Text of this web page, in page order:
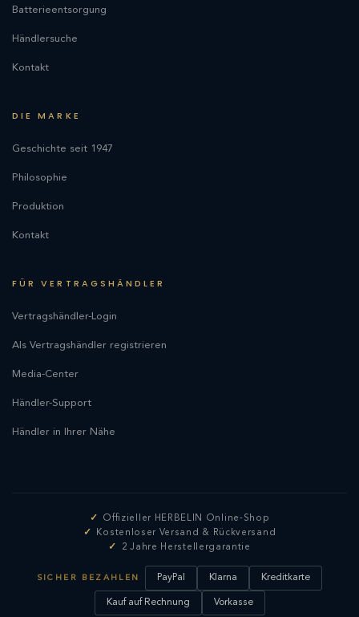
Batterieentsorgung
Händlersuche
Kontakt
DIE MARKE
Geschichte seit 1947
Philosophie
Produktion
Kontakt
FÜR VERTRAGSHÄNDLER
Vertragshändler-Login
Als Vertragshändler registrieren
Media-Center
Händler-Support
Händler in Ihrer Nähe
Offizieller HERBELIN Online-Shop
Kostenloser Versand & Rückversand
2 Jahre Herstellergarantie
SICHER BEZAHLEN PayPal Klarna Kreditkarte
Kauf auf Rechnung Vorkasse